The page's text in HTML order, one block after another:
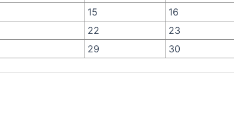
15 16
22 23
29 30